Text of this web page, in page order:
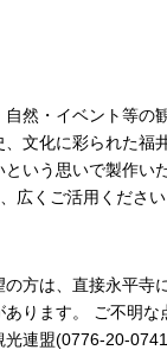
然・イベント等の
文化に彩られた福
いう思いで製作い
広くご活用くださ
の方は、直接永平寺
ります。 ご不明な
光連盟(0776-20-